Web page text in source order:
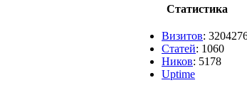
Статистика
Визитов:
Статей: 1060
Ников: 5178
Uptime